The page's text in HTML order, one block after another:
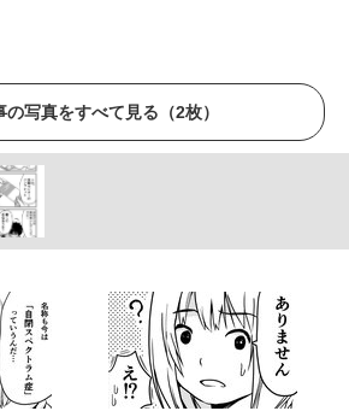
の写真をすべて見る（2枚）